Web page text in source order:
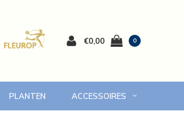
€0,00 0
PLANTEN ACCESSOIRES
7 dagen versgarantie